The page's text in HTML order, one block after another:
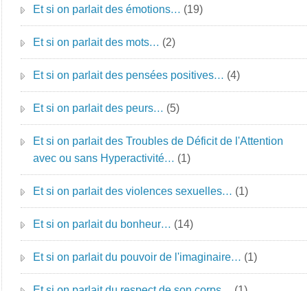
Et si on parlait des émotions… (19)
Et si on parlait des mots… (2)
Et si on parlait des pensées positives… (4)
Et si on parlait des peurs… (5)
Et si on parlait des Troubles de Déficit de l'Attention
avec ou sans Hyperactivité… (1)
Et si on parlait des violences sexuelles… (1)
Et si on parlait du bonheur… (14)
Et si on parlait du pouvoir de l'imaginaire… (1)